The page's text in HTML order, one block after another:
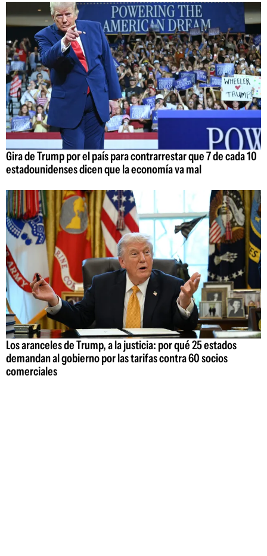
Gira de Trump por el país para contrarrestar que 7 de cada 10
estadounidenses dicen que la economía va mal
Los aranceles de Trump, a la justicia: por qué 25 estados
demandan al gobierno por las tarifas contra 60 socios
comerciales